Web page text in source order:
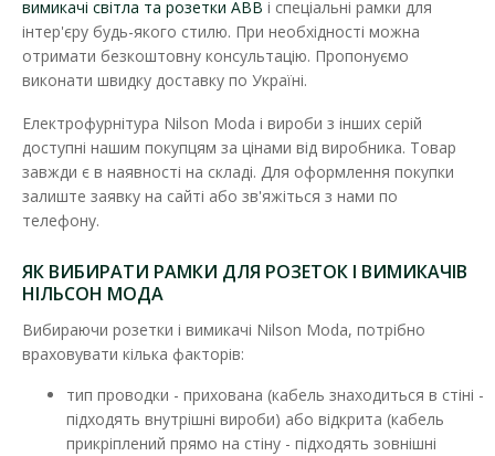
Вимикач Nilson Moda білий 1кл прохідний
Наявність: Немає в наявності
Прохідний вимикач Nilson Moda встановлюється в мережу зі
27.29 грн
вимикачі світла та розетки ABB і спеціальні рамки для
інтер'єру будь-якого стилю. При необхідності можна
отримати безкоштовну консультацію. Пропонуємо
виконати швидку доставку по Україні.
Електрофурнітура Nilson Moda і вироби з інших серій
доступні нашим покупцям за цінами від виробника. Товар
завжди є в наявності на складі. Для оформлення покупки
залиште заявку на сайті або зв'яжіться з нами по
телефону.
ЯК ВИБИРАТИ РАМКИ ДЛЯ РОЗЕТОК І ВИМИКАЧІВ
НІЛЬСОН МОДА
Вибираючи розетки і вимикачі Nilson Moda, потрібно
враховувати кілька факторів:
тип проводки - прихована (кабель знаходиться в стіні -
підходять внутрішні вироби) або відкрита (кабель
прикріплений прямо на стіну - підходять зовнішні